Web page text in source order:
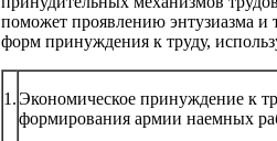
поможет проявлению энтузиазма и
форм принуждения к труду,
1.Экономическое принуждение к
формирования армии наемных